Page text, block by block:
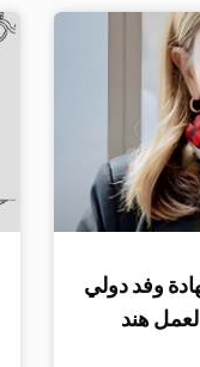
وفد دولي
هند